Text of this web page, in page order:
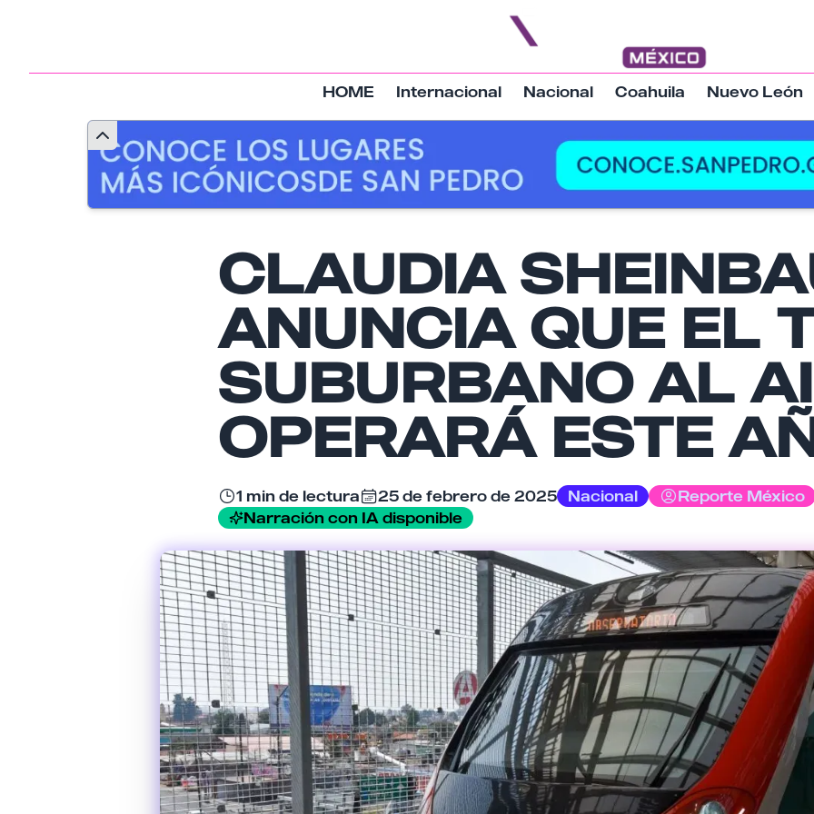
HOME Internacional Nacional Coahuila Nuevo León
CLAUDIA
ANUNCIA QUE EL
SUBURBANO AL
OPERARÁ ESTE
1 min de lectura 25 de febrero de 2025 Nacional
Reporte México
Narración con IA disponible
Email
Tu comentario